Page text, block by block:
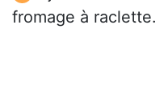
fromage à raclette.